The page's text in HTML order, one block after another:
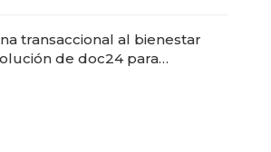
transaccional al bienestar
de doc24 para